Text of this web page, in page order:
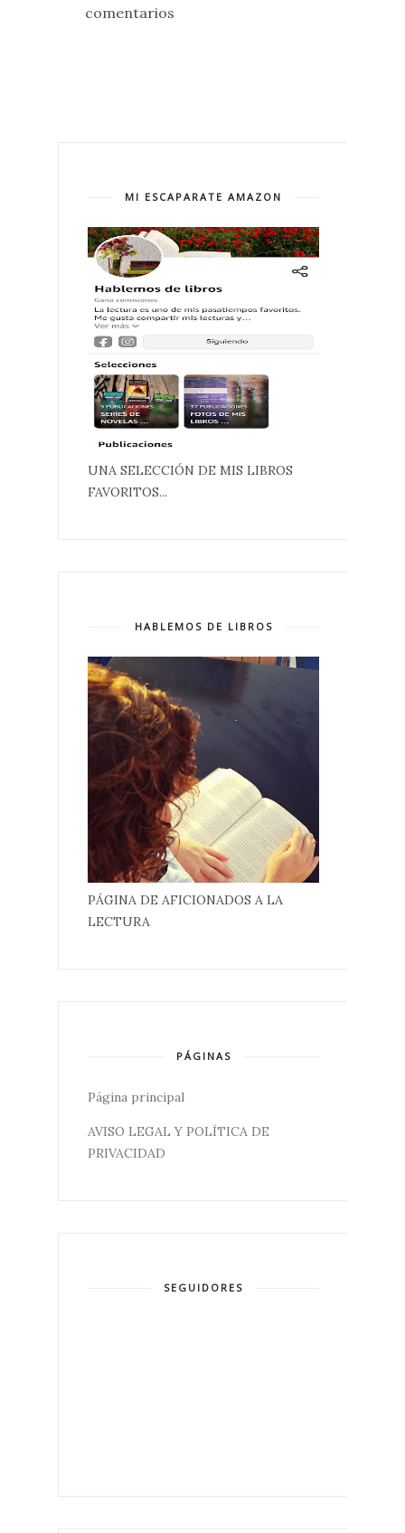
comentarios
MI ESCAPARATE AMAZON
UNA SELECCIÓN DE MIS LIBROS
FAVORITOS...
HABLEMOS DE LIBROS
PÁGINA DE AFICIONADOS A LA
LECTURA
PÁGINAS
Página principal
AVISO LEGAL Y POLÍTICA DE
PRIVACIDAD
SEGUIDORES